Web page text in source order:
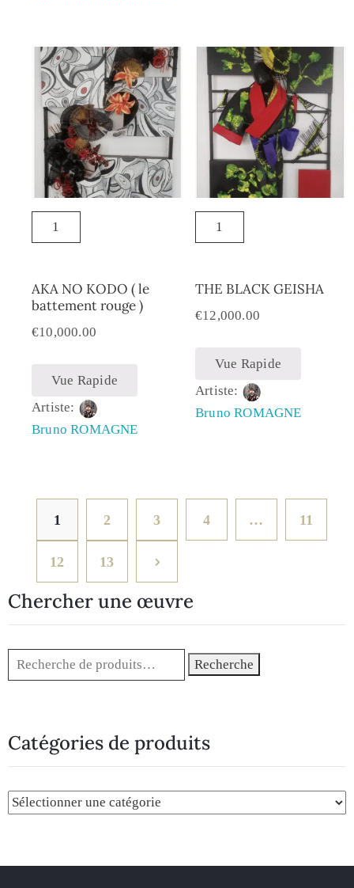
AKA NO KODO ( le
battement rouge )
€10,000.00
Vue Rapide
Artiste:
Bruno ROMAGNE
THE BLACK GEISHA
€12,000.00
Vue Rapide
Artiste:
Bruno ROMAGNE
1 2 3 4 … 11
12 13
Chercher une œuvre
Recherche
Catégories de produits